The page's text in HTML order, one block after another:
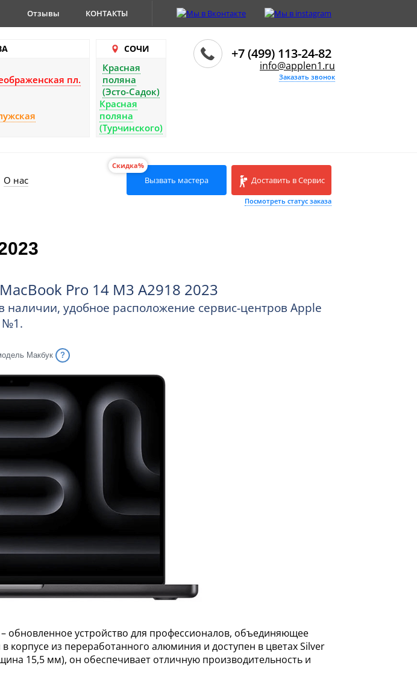
Отзывы КОНТАКТЫ
пл.
СОЧИ
Красная
поляна
(Эсто-Садок)
Красная
поляна
(Турчинского)
+7 (499) 113-24-82
info@applen1.ru
Заказать звонок
О нас
Скидка%
Вызвать мастера Доставить в Сервис
Посмотреть статус заказа
Pro 14 M3 A2918 2023
наличии, удобное расположение сервис-центров Apple
№1.
Макбук
обновленное устройство для профессионалов, объединяющее
корпусе из переработанного алюминия и доступен в цветах Silver
15,5 мм), он обеспечивает отличную производительность и